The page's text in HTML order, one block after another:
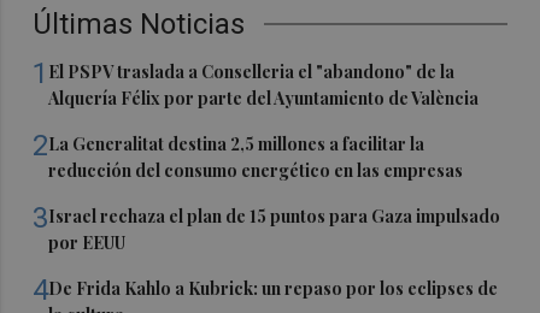
Últimas Noticias
1 El PSPV traslada a Conselleria el "abandono" de la
Alquería Félix por parte del Ayuntamiento de València
2La Generalitat destina 2,5 millones a facilitar la
reducción del consumo energético en las empresas
3Israel rechaza el plan de 15 puntos para Gaza impulsado
por EEUU
4De Frida Kahlo a Kubrick: un repaso por los eclipses de